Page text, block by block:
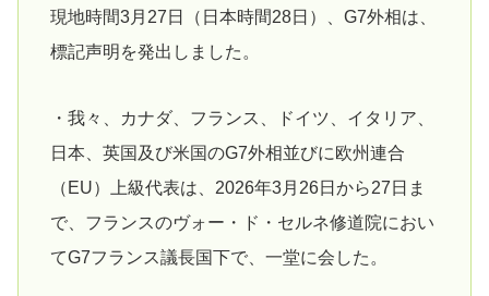
現地時間3月27日（日本時間28日）、G7外相は、
標記声明を発出しました。
・我々、カナダ、フランス、ドイツ、イタリア、
日本、英国及び米国のG7外相並びに欧州連合
（EU）上級代表は、2026年3月26日から27日ま
で、フランスのヴォー・ド・セルネ修道院におい
てG7フランス議長国下で、一堂に会した。